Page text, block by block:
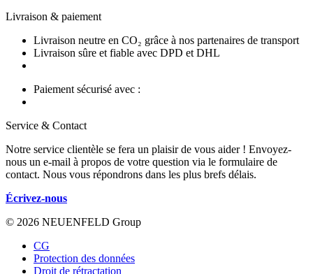
Livraison & paiement
Livraison neutre en CO₂ grâce à nos partenaires de transport
Livraison sûre et fiable avec DPD et DHL
Paiement sécurisé avec :
Service & Contact
Notre service clientèle se fera un plaisir de vous aider ! Envoyez-
nous un e-mail à propos de votre question via le formulaire de
contact. Nous vous répondrons dans les plus brefs délais.
Écrivez-nous
© 2026 NEUENFELD Group
CG
Protection des données
Droit de rétractation